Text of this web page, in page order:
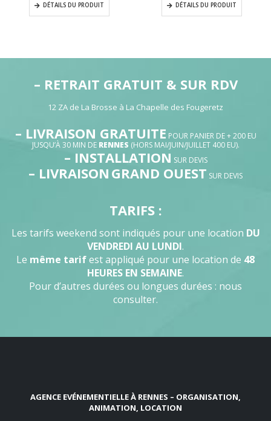
DÉTAILS DU PRODUIT DÉTAILS DU PRODUIT
– RETRAIT GRATUIT & SUR RDV
12 ZA de La Brosse à La Chapelle des Fougeretz
– LIVRAISON GRATUITE POUR PANIER DE + 200 EU
JUSQU’À 30 MIN DE RENNES (HORS MAI/JUIN/JUILLET 400 EU).
– INSTALLATION SUR DEVIS
– LIVRAISON GRAND OUEST SUR DEVIS
TARIFS :
Les tarifs weekend sont indiqués pour une location DU
VENDREDI AU LUNDI.
Le même tarifest appliqué pour une location de 48
HEURES EN SEMAINE.
Pour d’autres durées ou longues durées : nous
consulter.
AGENCE EVÉNEMENTIELLE À RENNES – ORGANISATION,
ANIMATION, LOCATION